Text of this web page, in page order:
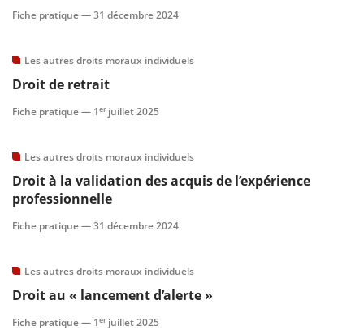
Fiche pratique —31 décembre 2024
Les autres droits moraux individuels
Droit de retrait
Fiche pratique — 1er juillet 2025
Les autres droits moraux individuels
Droit à la validation des acquis de l’expérience
professionnelle
Fiche pratique —31 décembre 2024
Les autres droits moraux individuels
Droit au « lancement d’alerte »
Fiche pratique — 1er juillet 2025